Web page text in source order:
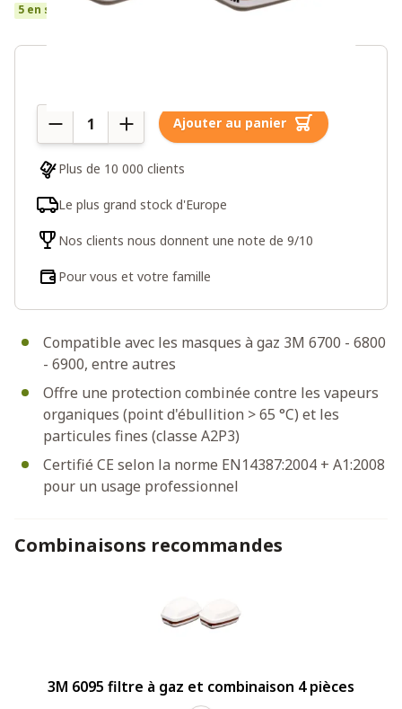
5 en stock
Compatible avec les masques à gaz 3M 6700 - 6800
- 6900, entre autres
Offre une protection combinée contre les vapeurs
organiques (point d'ébullition > 65 °C) et les
particules fines (classe A2P3)
Certifié CE selon la norme EN14387:2004 + A1:2008
pour un usage professionnel
Quantité Ajouter au panier
Plus de 10 000 clients
Le plus grand stock d'Europe
Nos clients nous donnent une note de 9/10
Pour vous et votre famille
Combinaisons recommandes
3M 6095 filtre à gaz et combinaison 4 pièces